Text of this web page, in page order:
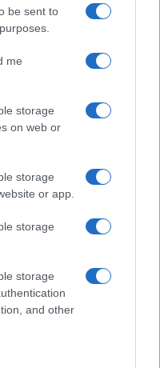
be sent to
me
storage
on web or
storage
or app.
storage
storage
and other
φοιτητών:
–
πάνω από 2.000
τα αποτελέσματα
- 18:00
οι αιτήσεις
- 11:01